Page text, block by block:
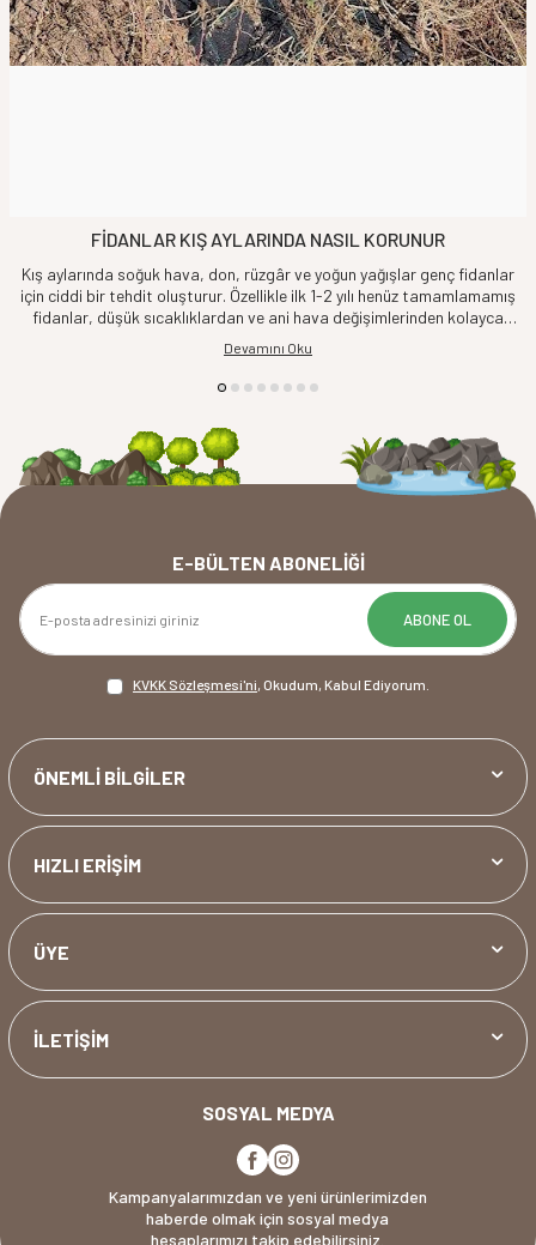
FİDANLAR KIŞ AYLARINDA NASIL KORUNUR
Kış aylarında soğuk hava, don, rüzgâr ve yoğun yağışlar genç fidanlar
için ciddi bir tehdit oluşturur. Özellikle ilk 1-2 yılı henüz tamamlamamış
fidanlar, düşük sıcaklıklardan ve ani hava değişimlerinden kolayca
fidanlarınızı sağlıklı şekilde bahara ulaştıracaktır. Kış aylarında fidan
koruma yöntemleri ise;
Devamını Oku
E-BÜLTEN ABONELIĞI
ABONE OL
KVKK Sözleşmesi'ni , Okudum, Kabul Ediyorum.
ÖNEMLİ BİLGİLER
HIZLI ERİŞİM
ÜYE
İLETİŞİM
SOSYAL MEDYA
Kampanyalarımızdan ve yeni ürünlerimizden
haberde olmak için sosyal medya
hesaplarımızı takip edebilirsiniz.